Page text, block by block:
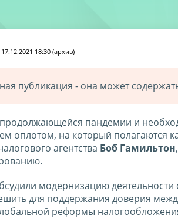
18:30 (архив)
публикация - она может
продолжающейся пандемии и
оплотом, на который полагаются
агентства Боб Гамильтон
модернизацию деятельности
для поддержания доверия
реформы